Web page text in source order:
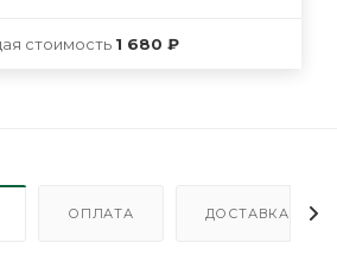
стоимость 1 680 ₽
ОПЛАТА ДОСТАВКА